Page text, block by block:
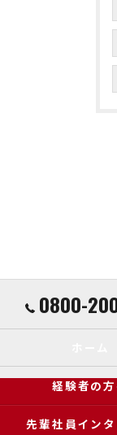
0800-
経験者の
先輩社員イン